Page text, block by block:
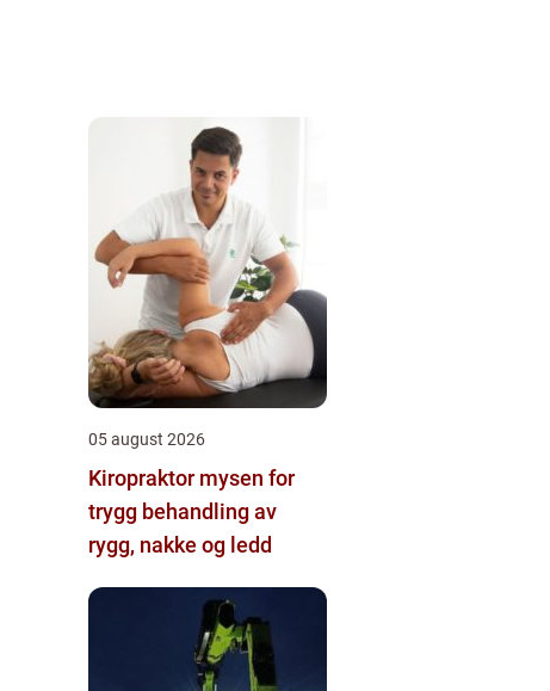
05 august 2026
Kiropraktor mysen for
trygg behandling av
rygg, nakke og ledd